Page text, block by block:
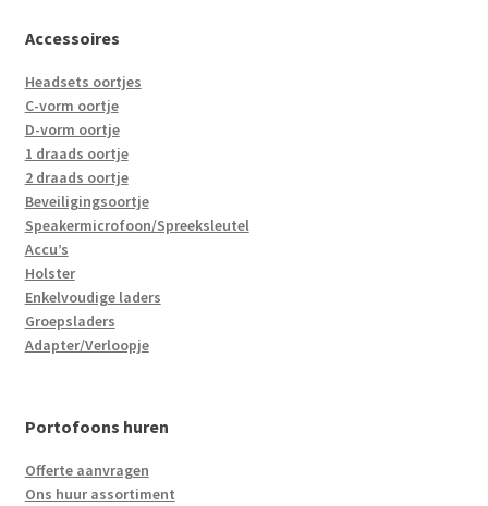
Accessoires
Headsets oortjes
C-vorm oortje
D-vorm oortje
1 draads oortje
2 draads oortje
Beveiligingsoortje
Speakermicrofoon/Spreeksleutel
Accu’s
Holster
Enkelvoudige laders
Groepsladers
Adapter/Verloopje
Portofoons huren
Offerte aanvragen
Ons huur assortiment